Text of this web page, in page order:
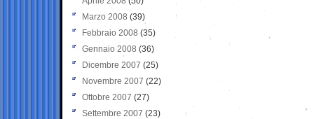
Marzo 2008 (39)
Febbraio 2008 (35)
Gennaio 2008 (36)
Dicembre 2007 (25)
Novembre 2007 (22)
Ottobre 2007 (27)
Settembre 2007 (23)